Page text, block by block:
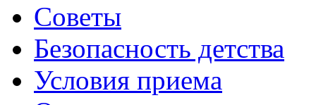
Советы
Безопасность детства
Условия приема